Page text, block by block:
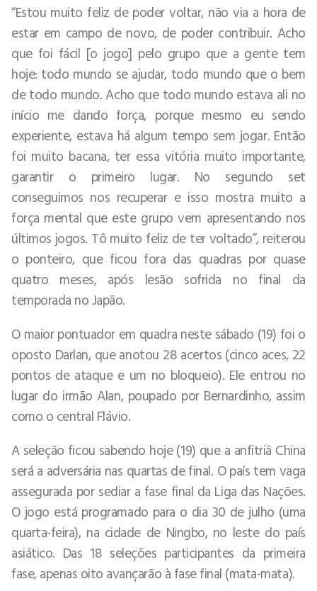
“Estou muito feliz de poder voltar, não via a hora de
estar em campo de novo, de poder contribuir. Acho
que foi fácil [o jogo] pelo grupo que a gente tem
hoje: todo mundo se ajudar, todo mundo que o bem
de todo mundo. Acho que todo mundo estava ali no
início me dando força, porque mesmo eu sendo
experiente, estava há algum tempo sem jogar. Então
foi muito bacana, ter essa vitória muito importante,
garantir o primeiro lugar. No segundo set
conseguimos nos recuperar e isso mostra muito a
força mental que este grupo vem apresentando nos
últimos jogos. Tô muito feliz de ter voltado”, reiterou
o ponteiro, que ficou fora das quadras por quase
quatro meses, após lesão sofrida no final da
temporada no Japão.
O maior pontuador em quadra neste sábado (19) foi o
oposto Darlan, que anotou 28 acertos (cinco aces, 22
pontos de ataque e um no bloqueio). Ele entrou no
lugar do irmão Alan, poupado por Bernardinho, assim
como o central Flávio.
A seleção ficou sabendo hoje (19) que a anfitriã China
será a adversária nas quartas de final. O país tem vaga
assegurada por sediar a fase final da Liga das Nações.
O jogo está programado para o dia 30 de julho (uma
quarta-feira), na cidade de Ningbo, no leste do país
asiático. Das 18 seleções participantes da primeira
fase, apenas oito avançarão à fase final (mata-mata).